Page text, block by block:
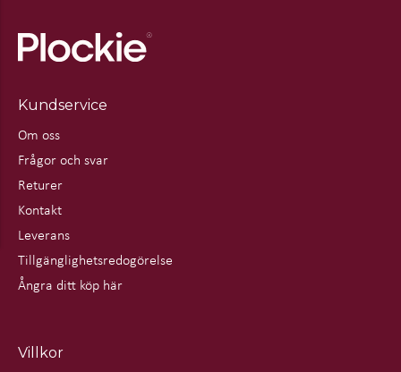
Kundservice
Om oss
Frågor och svar
Returer
Kontakt
Leverans
Tillgänglighetsredogörelse
Ångra ditt köp här
Villkor